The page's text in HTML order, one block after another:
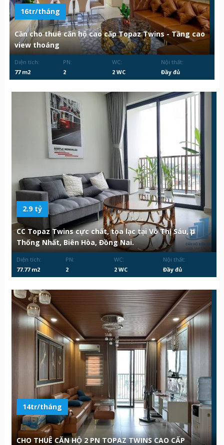
16tr/tháng
Cần cho thuê căn hộ cao cấp Topaz Twins - Tầng cao
view thoáng
Diện tích:
77 m2
PN:
2
WC:
2 WC
Nội thất:
Đầy đủ
2.9 tỷ
CC Topaz Twins cực chất, tọa lạc tại Võ Thị Sáu, p
Thống Nhất, Biên Hòa, Đồng Nai.
Diện tích:
77.77 m2
PN:
2
WC:
2 WC
Nội thất:
Đầy đủ
14tr/tháng
CHO THUÊ CĂN HỘ 2 PN TOPAZ TWINS CAO CẤP